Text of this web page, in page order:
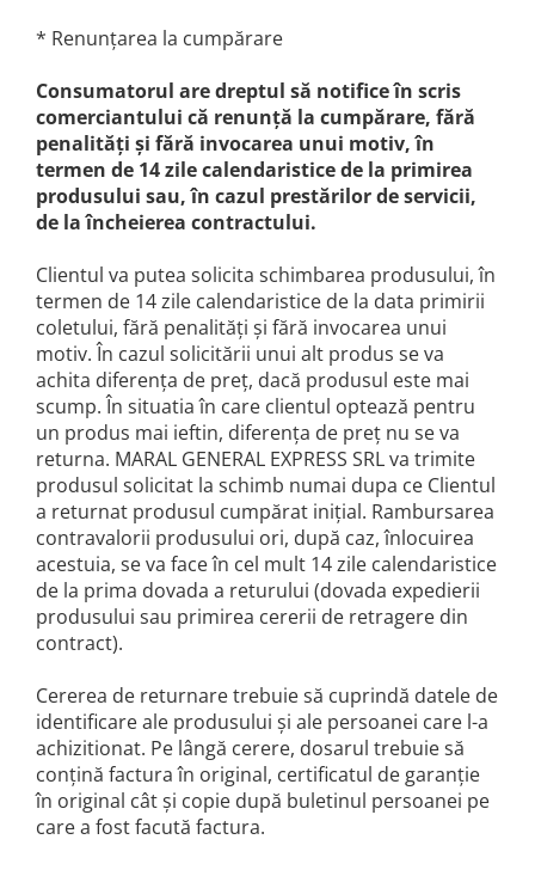
* Renunţarea la cumpărare
Consumatorul are dreptul să notifice în scris
comerciantului că renunţă la cumpărare, fără
penalităţi şi fără invocarea unui motiv, în
termen de 14 zile calendaristice de la primirea
produsului sau, în cazul prestărilor de servicii,
de la încheierea contractului.
Clientul va putea solicita schimbarea produsului, în
termen de 14 zile calendaristice de la data primirii
coletului, fără penalităţi şi fără invocarea unui
motiv. În cazul solicitării unui alt produs se va
achita diferenţa de preţ, dacă produsul este mai
scump. În situatia în care clientul optează pentru
un produs mai ieftin, diferenţa de preţ nu se va
returna. MARAL GENERAL EXPRESS SRL va trimite
produsul solicitat la schimb numai dupa ce Clientul
a returnat produsul cumpărat iniţial. Rambursarea
contravalorii produsului ori, după caz, înlocuirea
acestuia, se va face în cel mult 14 zile calendaristice
de la prima dovada a returului (dovada expedierii
produsului sau primirea cererii de retragere din
contract).
Cererea de returnare trebuie să cuprindă datele de
identificare ale produsului şi ale persoanei care l-a
achizitionat. Pe lângă cerere, dosarul trebuie să
conţină factura în original, certificatul de garanţie
în original cât şi copie după buletinul persoanei pe
care a fost facută factura.